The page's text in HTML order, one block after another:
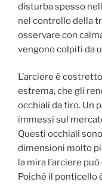
disturba spesso
nel controllo della
osservare con
vengono colpiti da
L’arciere è
estrema, che gli
occhiali da tiro. Un
immessi sul
Questi occhiali
dimensioni molto
la mira l’arciere
Poiché il ponticello